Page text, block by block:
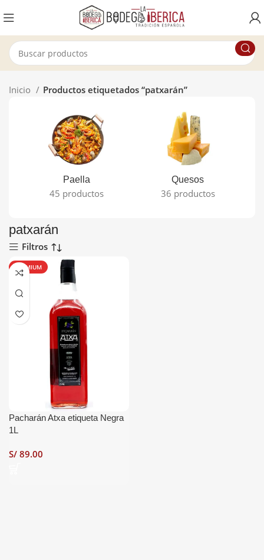
Inicio Productos etiquetados “patxarán”
Paella
45 productos
Quesos
36 productos
patxarán
Filtros
PREMIUM
Pacharán Atxa etiqueta Negra
1L
S/